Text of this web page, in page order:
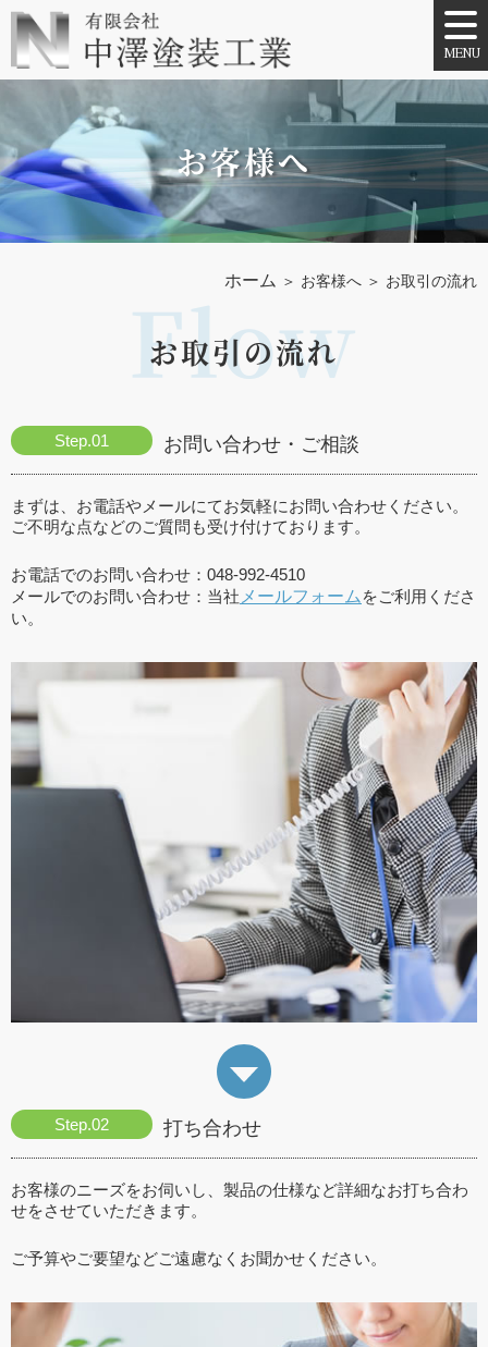
MENU
お客様へ
ホーム ＞ お客様へ ＞ お取引の流れ
お取引の流れ
お問い合わせ・ご相談
まずは、お電話やメールにてお気軽にお問い合わせください。
ご不明な点などのご質問も受け付けております。
お電話でのお問い合わせ：048-992-4510
メールでのお問い合わせ：当社 メールフォーム をご利用くださ
い。
打ち合わせ
お客様のニーズをお伺いし、製品の仕様など詳細なお打ち合わ
せをさせていただきます。
ご予算やご要望などご遠慮なくお聞かせください。